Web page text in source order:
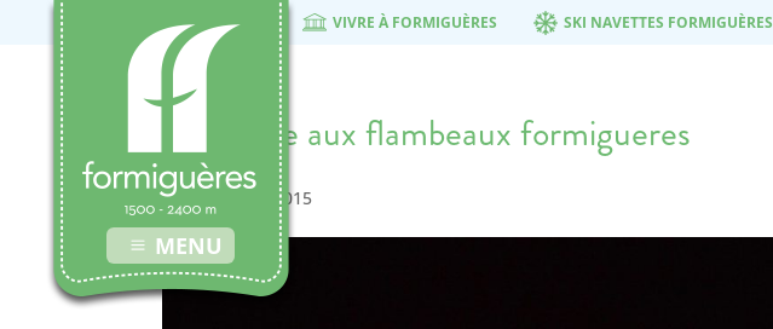
MENU
VIVRE À FORMIGUÈRES SKI NAVETTES FORMIGUÈRES
Descente aux flambeaux formigueres
28 novembre 2015